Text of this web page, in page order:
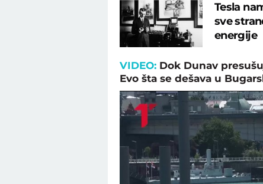
Tesla
sve
energije
VIDEO: Dok Dunav
Evo šta se dešava u